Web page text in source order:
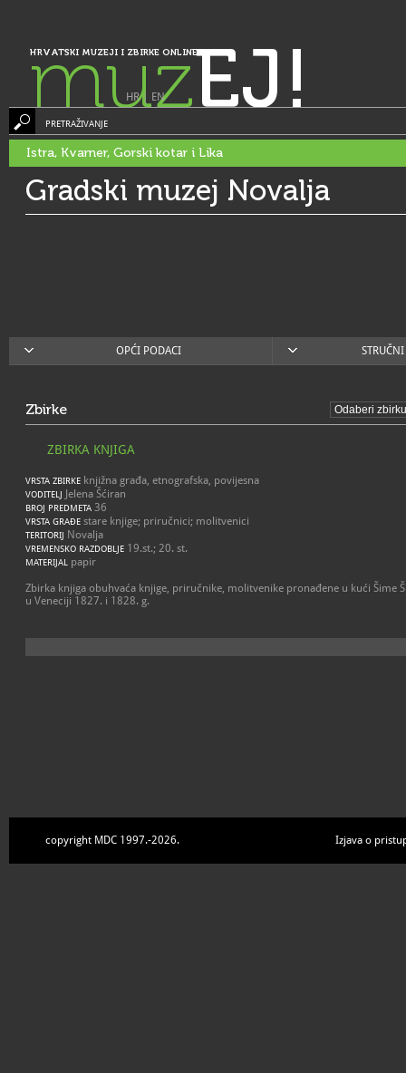
HRVATSKI MUZEJI I ZBIRKE ONLINE
muzEJ!
HR| EN
PRETRAŽIVANJE
Istra, Kvarner, Gorski kotar i Lika
Gradski muzej Novalja
OPĆI PODACI
Zbirke
ZBIRKA KNJIGA
VRSTA ZBIRKE knjižna građa, etnografska, povijesna
VODITELJ Jelena Šćiran
BROJ PREDMETA 36
VRSTA GRAĐE stare knjige; priručnici; molitvenici
TERITORIJ Novalja
VREMENSKO RAZDOBLJE 19.st.; 20. st.
MATERIJAL papir
Zbirka knjiga obuhvaća knjige, priručnike, molitvenike pronađene u kući Šime
u Veneciji 1827. i 1828. g.
copyright MDC 1997.-2026. Izjava o